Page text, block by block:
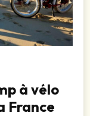
à vélo
France